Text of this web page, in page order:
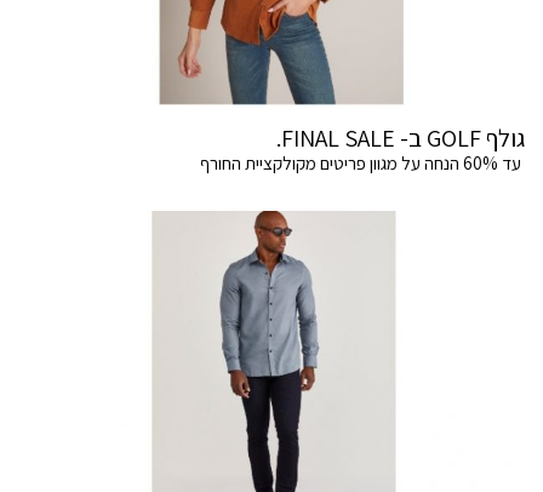
גולף GOLF ב- FINAL SALE.
עד 60% הנחה על מגוון פריטים מקולקציית החורף